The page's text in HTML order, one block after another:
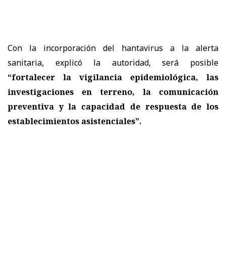
Con la incorporación del hantavirus a la alerta
sanitaria, explicó la autoridad, será posible
“fortalecer la vigilancia epidemiológica, las
investigaciones en terreno, la comunicación
preventiva y la capacidad de respuesta de los
establecimientos asistenciales”.